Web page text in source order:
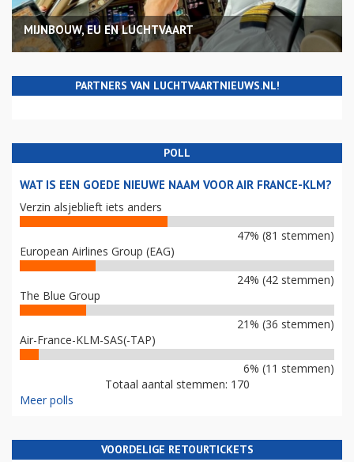
MIJNBOUW, EU EN LUCHTVAART
PARTNERS VAN LUCHTVAARTNIEUWS.NL!
POLL
WAT IS EEN GOEDE NIEUWE NAAM VOOR AIR FRANCE-KLM?
Verzin alsjeblieft iets anders
47% (81 stemmen)
European Airlines Group (EAG)
24% (42 stemmen)
The Blue Group
21% (36 stemmen)
Air-France-KLM-SAS(-TAP)
6% (11 stemmen)
Totaal aantal stemmen: 170
Meer polls
VOORDELIGE RETOURTICKETS